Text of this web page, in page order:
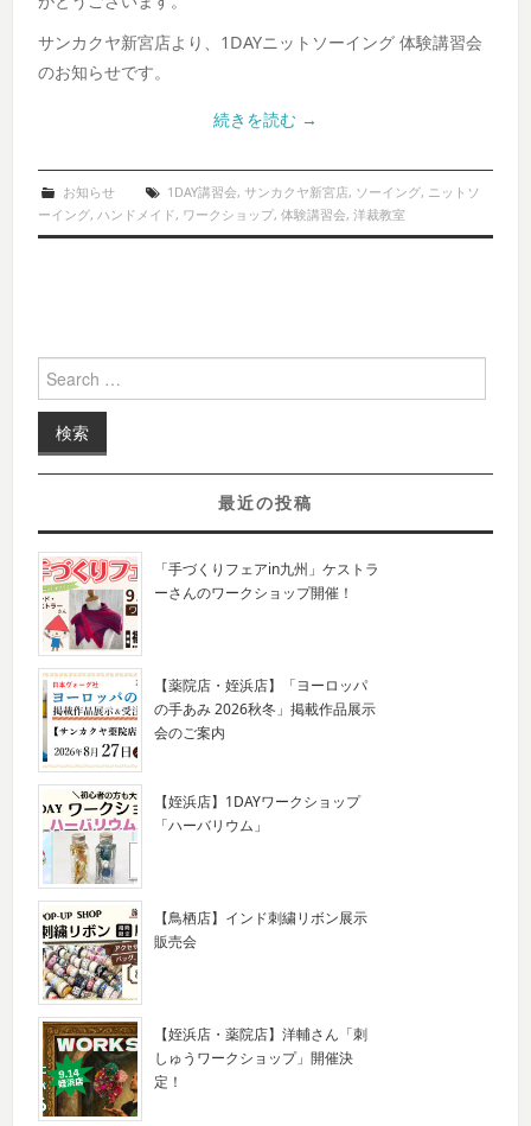
サンカクヤ新宮店より、1DAYニットソーイング 体験講習会
のお知らせです。
続きを読む →
お知らせ 1DAY講習会, サンカクヤ新宮店, ソーイング, ニットソ
ーイング, ハンドメイド, ワークショップ,体験講習会,洋裁教室
Search for:
最近の投稿
「手づくりフェアin九州」ケストラ
ーさんのワークショップ開催！
【薬院店・姪浜店】「ヨーロッパ
の手あみ 2026秋冬」掲載作品展示
会のご案内
【姪浜店】1DAYワークショップ
「ハーバリウム」
【鳥栖店】インド刺繍リボン展示
販売会
【姪浜店・薬院店】洋輔さん「刺
しゅうワークショップ」開催決
定！